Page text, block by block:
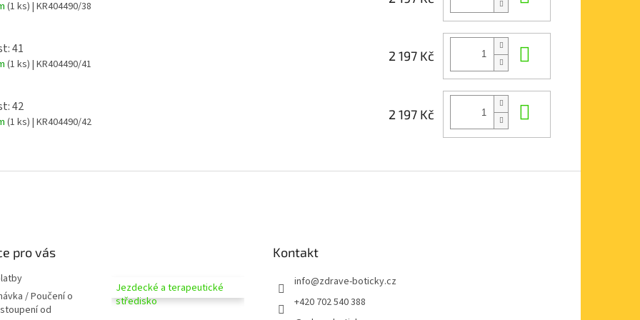
(1 ks) | KR404490/38
41
(1 ks) | KR404490/41
2 197 Kč
42
(1 ks) | KR404490/42
2 197 Kč
pro vás
/ Poučení o
od
Jezdecké a terapeutické
středisko
Kontakt
info@zdrave-boticky.cz
+420 702 540 388